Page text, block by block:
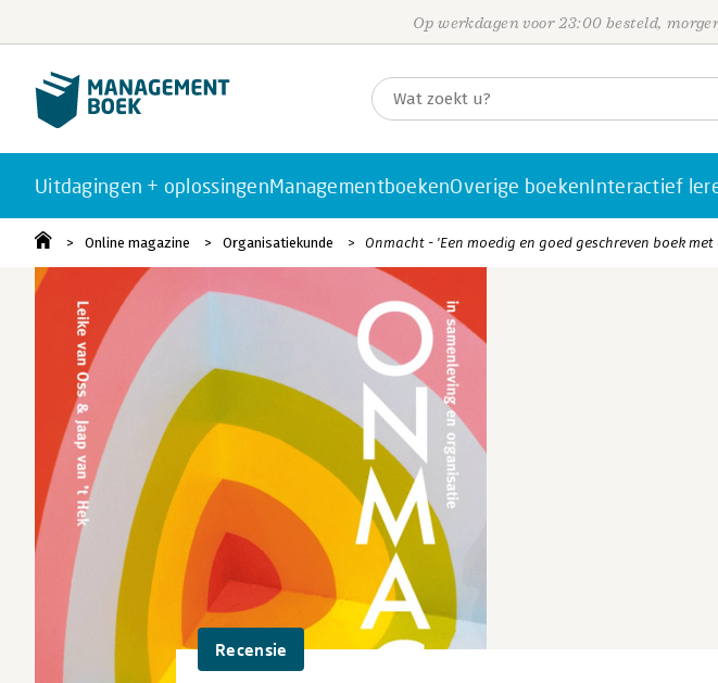
Op werkdagen voor 23:00 besteld,
Uitdagingen + oplossingenManagementboekenOverige boekenInteractief
Online magazine Organisatiekunde Onmacht - 'Een moedig en goed geschreven boek
Recensie